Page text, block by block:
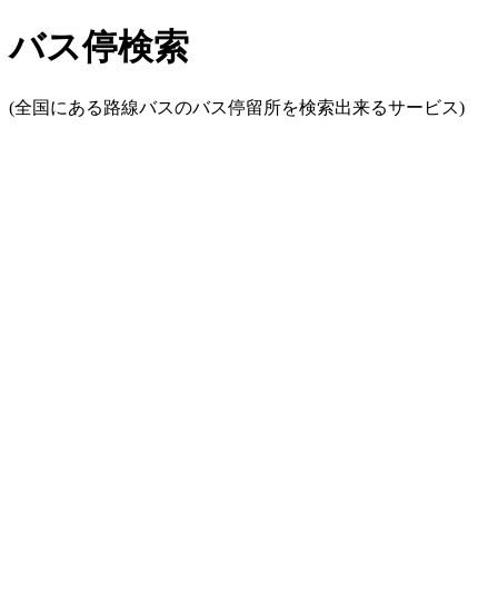
バス停検索
(全国にある路線バスのバス停留所を検索出来るサービス)